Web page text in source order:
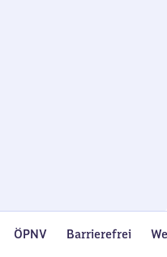
ÖPNV Barrierefrei